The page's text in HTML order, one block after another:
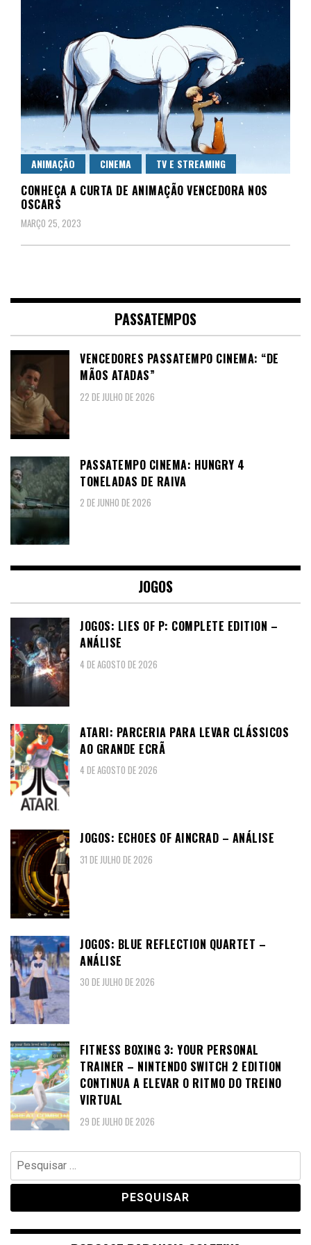
ANIMAÇÃO CINEMA TV E STREAMING
CONHEÇA A CURTA DE ANIMAÇÃO VENCEDORA NOS
OSCARS
MARÇO 25, 2023
PASSATEMPOS
VENCEDORES PASSATEMPO CINEMA: “DE
MÃOS ATADAS”
22 DE JULHO DE 2026
PASSATEMPO CINEMA: HUNGRY 4
TONELADAS DE RAIVA
2 DE JUNHO DE 2026
JOGOS
JOGOS: LIES OF P: COMPLETE EDITION –
ANÁLISE
4 DE AGOSTO DE 2026
ATARI: PARCERIA PARA LEVAR CLÁSSICOS
AO GRANDE ECRÃ
4 DE AGOSTO DE 2026
JOGOS: ECHOES OF AINCRAD – ANÁLISE
31 DE JULHO DE 2026
JOGOS: BLUE REFLECTION QUARTET –
ANÁLISE
30 DE JULHO DE 2026
FITNESS BOXING 3: YOUR PERSONAL
TRAINER – NINTENDO SWITCH 2 EDITION
CONTINUA A ELEVAR O RITMO DO TREINO
VIRTUAL
29 DE JULHO DE 2026
Pesquisar
por: